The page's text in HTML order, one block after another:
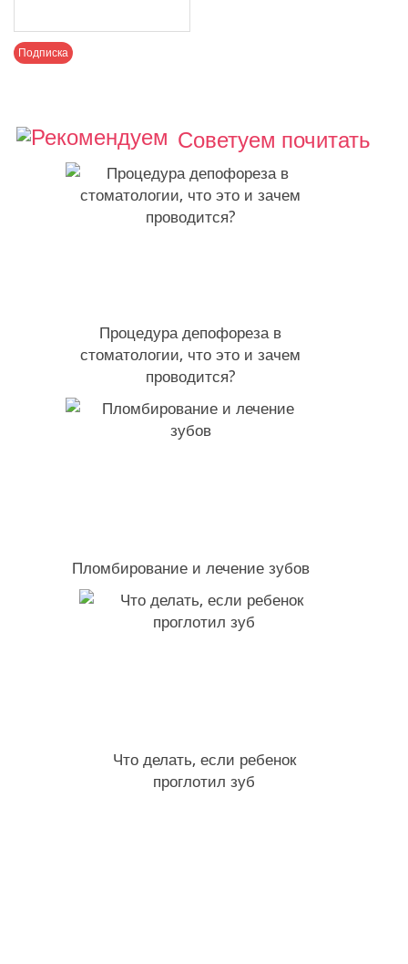
Советуем почитать
Процедура депофореза в
стоматологии, что это и зачем
проводится?
Пломбирование и лечение зубов
Что делать, если ребенок
проглотил зуб